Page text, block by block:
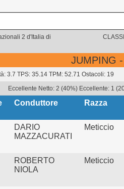
2 d'Italia di
JUMPING
3.7 TPS: 35.14 TPM: 52.71 Ostacoli: 19
Eccellente Netto: 2 (40%) Eccellente: 1
Conduttore Razza
DARIO
MAZZACURATI
Meticcio
ROBERTO
NIOLA
Meticcio